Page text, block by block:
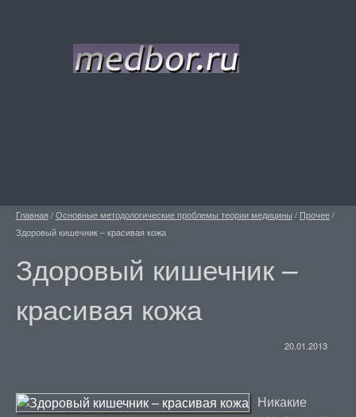
Главная /Основные методологические проблемы теории медицины / Прочее/
Здоровый кишечник – красивая кожа
Здоровый кишечник –
красивая кожа
20.01.2013
Никакие